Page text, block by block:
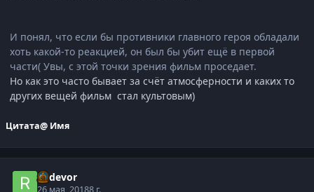
И понял, что если бы противники главного героя обладали
хоть какой-то реакцией, он был бы убит ещё в первой
части( Увы, с этой точки зрения фильм проседает.
Но как это часто бывает за счёт атмосферности и каких то
других вещей фильм стал культовым)
Цитата@ Имя
Radevor